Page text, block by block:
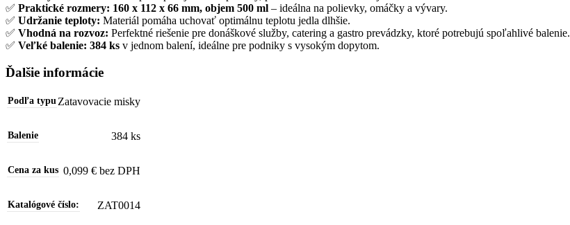
✅ Praktické rozmery: 160 x 112 x 66 mm, objem 500 ml – ideálna na polievky, omáčky a vývary.
✅ Udržanie teploty: Materiál pomáha uchovať optimálnu teplotu jedla dlhšie.
✅ Vhodná na rozvoz: Perfektné riešenie pre donáškové služby, catering a gastro prevádzky, ktoré potrebujú spoľahlivé balenie.
✅ Veľké balenie: 384 ks v jednom balení, ideálne pre podniky s vysokým dopytom.
Ďalšie informácie
Podľa typu Zatavovacie misky
Balenie 384 ks
Cena za kus 0,099 € bez DPH
Katalógové číslo: ZAT0014